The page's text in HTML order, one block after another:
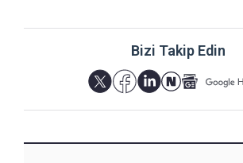
Bizi Takip Edin